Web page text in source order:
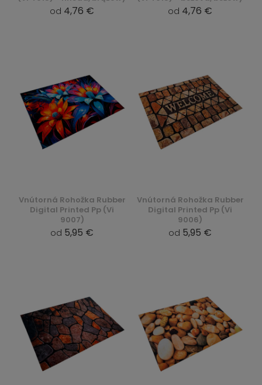
od 4,76 € od 4,76 €
Vnútorná Rohožka Rubber
Digital Printed Pp (Vi
9007)
od 5,95 €
Vnútorná Rohožka Rubber
Digital Printed Pp (Vi
9006)
od 5,95 €